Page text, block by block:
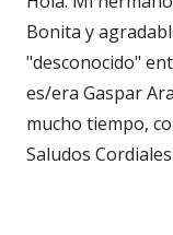
Bonita y
"desconocido"
es/era Gaspar
mucho tiempo,
Saludos Cordiales